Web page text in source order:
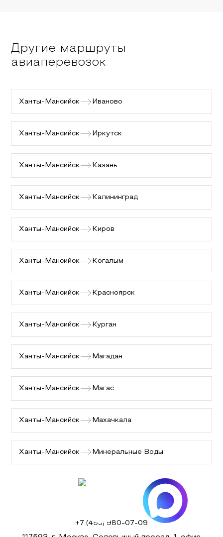
Другие маршруты
авиаперевозок
Ханты-Мансийск Иваново
Ханты-Мансийск Иркутск
Ханты-Мансийск Казань
Ханты-Мансийск Калининград
Ханты-Мансийск Киров
Ханты-Мансийск Когалым
Ханты-Мансийск Красноярск
Ханты-Мансийск Курган
Ханты-Мансийск Магадан
Ханты-Мансийск Магас
Ханты-Мансийск Махачкала
Ханты-Мансийск Минеральные Воды
+7 (495) 980-07-09